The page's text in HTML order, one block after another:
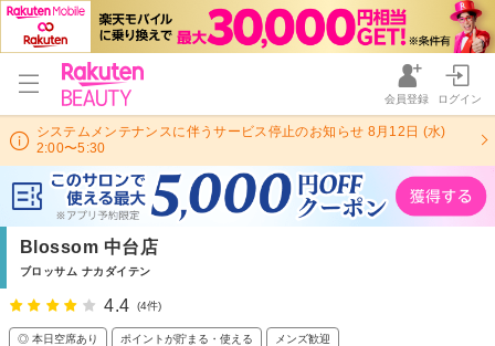
会員登録 ログイン
システムメンテナンスに伴うサービス停止のお知らせ 8月12日 (水)
2:00〜5:30
Blossom 中台店
ブロッサム ナカダイテン
4.4 (4件)
◎ 本日空席あり ポイントが貯まる・使える メンズ歓迎